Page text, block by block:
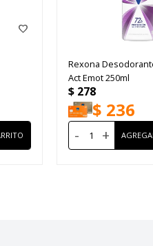
Rexona
Act Emot 250ml
$ 278
$ 236
- +